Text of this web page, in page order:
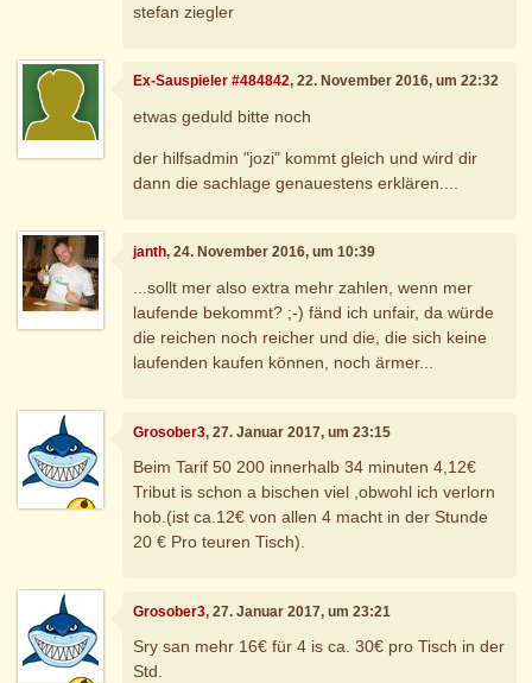
stefan ziegler
Ex-Sauspieler #484842, 22. November 2016, um 22:32
etwas geduld bitte noch
der hilfsadmin "jozi" kommt gleich und wird dir
dann die sachlage genauestens erklären....
janth, 24. November 2016, um 10:39
...sollt mer also extra mehr zahlen, wenn mer
laufende bekommt? ;-) fänd ich unfair, da würde
die reichen noch reicher und die, die sich keine
laufenden kaufen können, noch ärmer...
Grosober3, 27. Januar 2017, um 23:15
Beim Tarif 50 200 innerhalb 34 minuten 4,12€
Tribut is schon a bischen viel ,obwohl ich verlorn
hob.(ist ca.12€ von allen 4 macht in der Stunde
20 € Pro teuren Tisch).
Grosober3, 27. Januar 2017, um 23:21
Sry san mehr 16€ für 4 is ca. 30€ pro Tisch in der
Std.